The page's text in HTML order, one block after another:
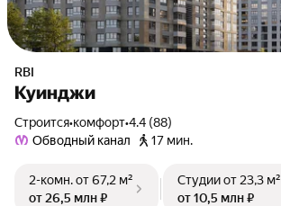
RBI
Куинджи
Строится•комфорт•4.4 (88)
Обводный канал
17 мин.
2-комн.от 67,2 м²
от 26,5 млн ₽
Студииот 23,3 м²
от 10,5 млн ₽